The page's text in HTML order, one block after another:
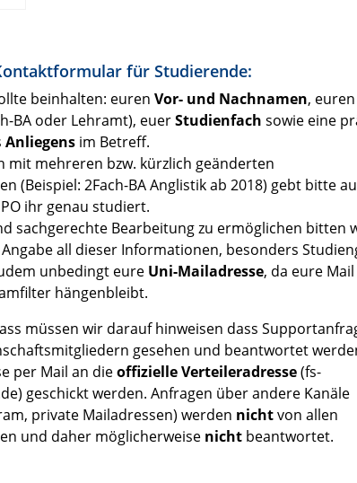
für Studierende:
beinhalten: euren Vor- und Nachnamen, euren
BA oder Lehramt), euerStudienfach sowie eine
Anliegens im Betreff.
mit mehreren bzw. kürzlich geänderten
(Beispiel: 2Fach-BA Anglistik ab 2018) gebt bitte
ihr genau studiert.
sachgerechte Bearbeitung zu ermöglichen bitten
all dieser Informationen, besonders
unbedingt eure Uni-Mailadresse, da eure Mail
hängenbleibt.
müssen wir darauf hinweisen dass
gesehen und beantwortet
per Mail an dieoffizielle Verteileradresse(fs-
geschickt werden. Anfragen über andere Kanäle
private Mailadressen) werden nichtvon allen
und daher möglicherweise nicht beantwortet.